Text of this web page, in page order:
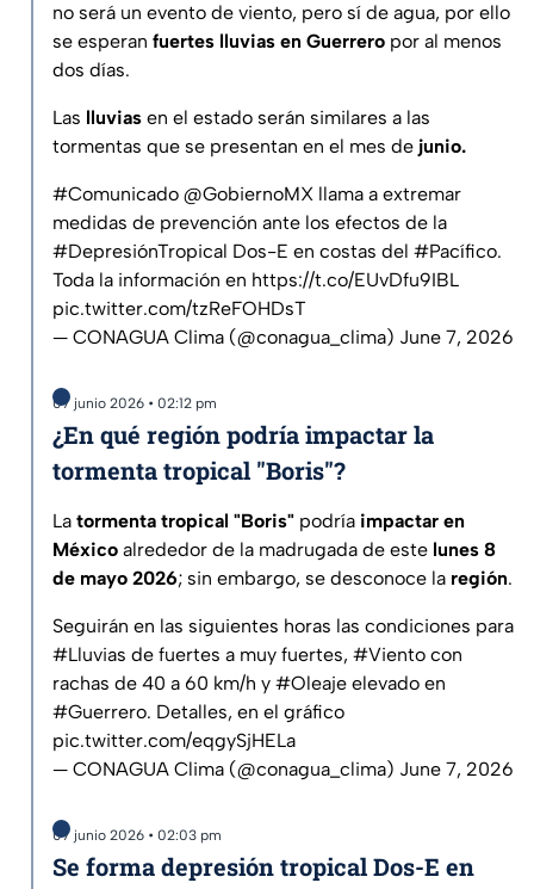
no será un evento de viento, pero sí de agua, por ello
se esperan fuertes lluvias en Guerrero por al menos
dos días.
Las lluvias en el estado serán similares a las
tormentas que se presentan en el mes de junio.
#Comunicado @GobiernoMX llama a extremar
medidas de prevención ante los efectos de la
#DepresiónTropical Dos-E en costas del #Pacífico.
Toda la información en https://t.co/EUvDfu9IBL
pic.twitter.com/tzReFOHDsT
— CONAGUA Clima (@conagua_clima) June 7, 2026
07 junio 2026 • 02:12 pm
¿En qué región podría impactar la
tormenta tropical "Boris"?
La tormenta tropical "Boris" podría impactar en
México alrededor de la madrugada de este lunes 8
de mayo 2026; sin embargo, se desconoce la región.
Seguirán en las siguientes horas las condiciones para
#Lluvias de fuertes a muy fuertes, #Viento con
rachas de 40 a 60 km/h y #Oleaje elevado en
#Guerrero. Detalles, en el gráfico
pic.twitter.com/eqgySjHELa
— CONAGUA Clima (@conagua_clima) June 7, 2026
07 junio 2026 • 02:03 pm
Se forma depresión tropical Dos-E en